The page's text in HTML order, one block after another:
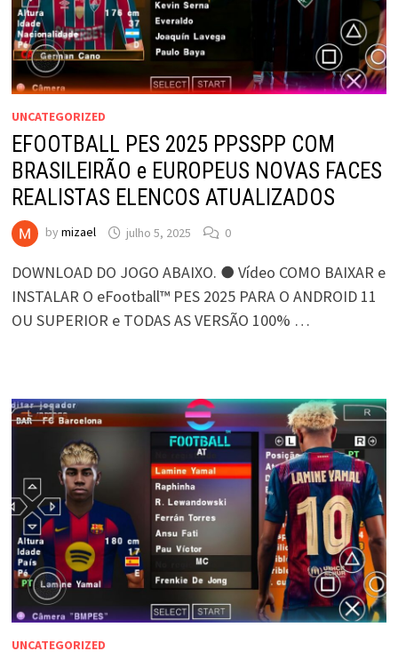
UNCATEGORIZED
EFOOTBALL PES 2025 PPSSPP COM
BRASILEIRÃO e EUROPEUS NOVAS FACES
REALISTAS ELENCOS ATUALIZADOS
by mizael julho 5, 2025 0
DOWNLOAD DO JOGO ABAIXO. ● Vídeo COMO BAIXAR e
INSTALAR O eFootball™ PES 2025 PARA O ANDROID 11
OU SUPERIOR e TODAS AS VERSÃO 100% …
UNCATEGORIZED